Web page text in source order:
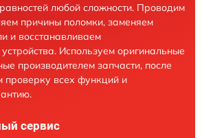
любой сложности. Проводим
причины поломки, заменяем
и восстанавливаем
Используем оригинальные
производителем запчасти, после
проверку всех функций и
сервис